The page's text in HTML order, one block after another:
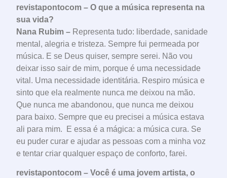
revistapontocom – O que a música representa na
sua vida?
Nana Rubim – Representa tudo: liberdade, sanidade
mental, alegria e tristeza. Sempre fui permeada por
música. E se Deus quiser, sempre serei. Não vou
deixar isso sair de mim, porque é uma necessidade
vital. Uma necessidade identitária. Respiro música e
sinto que ela realmente nunca me deixou na mão.
Que nunca me abandonou, que nunca me deixou
para baixo. Sempre que eu precisei a música estava
ali para mim. E essa é a mágica: a música cura. Se
eu puder curar e ajudar as pessoas com a minha voz
e tentar criar qualquer espaço de conforto, farei.
revistapontocom – Você é uma jovem artista, o